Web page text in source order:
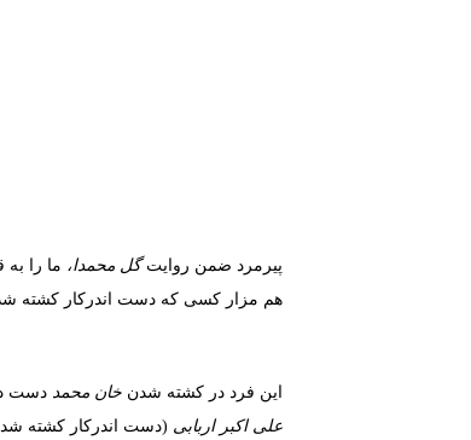
پیرمرد ضمن روایتگل محمدا، ما را به
هم مزار کسی که دست اندرکار کشته
این فرد در کشته شدن خان محمد دست
علی اکبر اربابی (دست اندرکار کشته